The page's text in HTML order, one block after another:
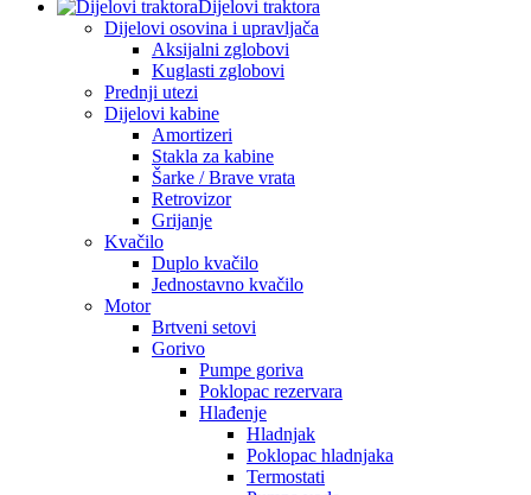
Dijelovi traktora
Dijelovi osovina i upravljača
Aksijalni zglobovi
Kuglasti zglobovi
Prednji utezi
Dijelovi kabine
Amortizeri
Stakla za kabine
Šarke / Brave vrata
Retrovizor
Grijanje
Kvačilo
Duplo kvačilo
Jednostavno kvačilo
Motor
Brtveni setovi
Gorivo
Pumpe goriva
Poklopac rezervara
Hlađenje
Hladnjak
Poklopac hladnjaka
Termostati